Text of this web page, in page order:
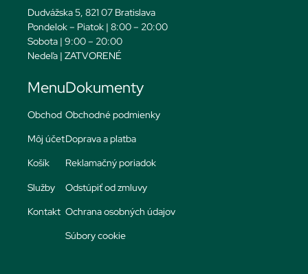
Dudvážska 5, 821 07 Bratislava
Pondelok – Piatok | 8:00 – 20:00
Sobota | 9:00 – 20:00
Nedeľa | ZATVORENÉ
Menu
Obchod
Môj účet
Košík
Služby
Kontakt
Dokumenty
Obchodné podmienky
Doprava a platba
Reklamačný poriadok
Odstúpiť od zmluvy
Ochrana osobných údajov
Súbory cookie